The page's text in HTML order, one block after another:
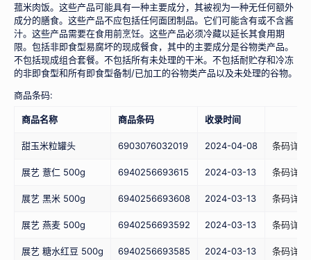
菰米肉饭。这些产品可能具有一种主要成分，其被视为一种无任何额外
成分的膳食。这些产品不应包括任何面团制品。它们可能含有或不含酱
汁。这些产品需要在食用前烹饪。这些产品必须冷藏以延长其食用期
限。包括非即食型易腐坏的现成餐食，其中的主要成分是谷物类产品。
不包括现成组合套餐。不包括所有未处理的干米。不包括耐贮存和冷冻
的非即食型和所有即食型备制/已加工的谷物类产品以及未处理的谷物。
商品条码:
商品名称 商品条码 收录时间
甜玉米粒罐头 6903076032019 2024-04-08 条码详情
展艺 薏仁 500g 6940256693615 2024-03-13 条码详情
展艺 黑米 500g 6940256693608 2024-03-13 条码详情
展艺 燕麦 500g 6940256693592 2024-03-13 条码详情
展艺 糖水红豆 500g 6940256693585 2024-03-13 条码详情